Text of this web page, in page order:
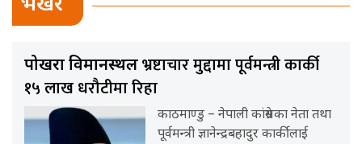
पोखरा विमानस्थलभ्रष्टाचार मुद्दामा पूर्वमन्त्री कार्की
१५ लाख धरौटीमा रिहा
काठमाण्डु – नेपाली कांग्रेसका नेता तथा
पूर्वमन्त्री ज्ञानेन्द्रबहादुर कार्कीलाई